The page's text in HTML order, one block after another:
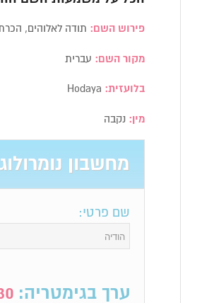
פירוש השם: תודה לאלוהים,
מקור השם: עברית
בלועזית:
מין: נקבה
מחשבון
שם פרטי:
ערך בגימטריה: